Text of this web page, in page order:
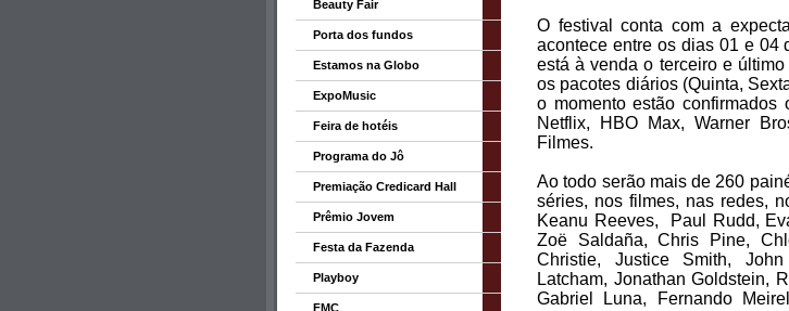
O festival conta com a
acontece entre os dias 01 e 04
está à venda o terceiro e
os pacotes diários (Quinta,
o momento estão confirmados
Netflix, HBO Max, Warner
Filmes.
Ao todo serão mais de 260
séries, nos filmes, nas redes,
Keanu Reeves, Paul Rudd,
Zoë Saldaña, Chris Pine,
Christie, Justice Smith,
Latcham, Jonathan Goldstein,
Gabriel Luna, Fernando
Beauty Fair
Porta dos fundos
Estamos na Globo
ExpoMusic
Feira de hotéis
Programa do Jô
Premiação Credicard Hall
Prêmio Jovem
Festa da Fazenda
Playboy
FMC